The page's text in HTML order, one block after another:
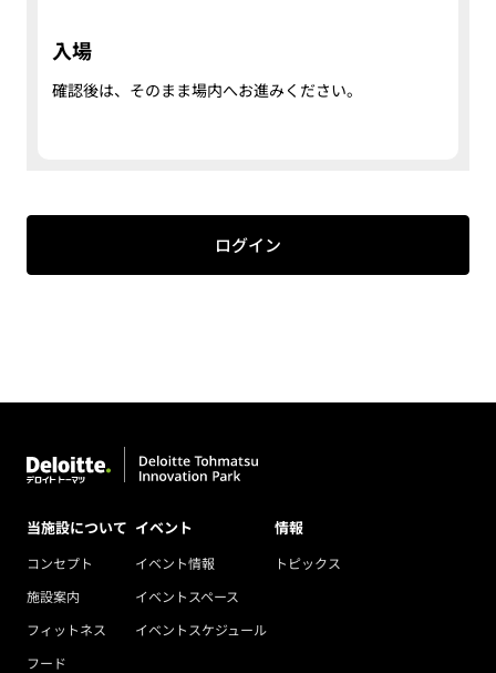
入場
確認後は、そのまま場内へお進みください。
ログイン
当施設について
コンセプト
施設案内
フィットネス
フード
イベント
イベント情報
イベントスペース
イベントスケジュール
情報
トピックス